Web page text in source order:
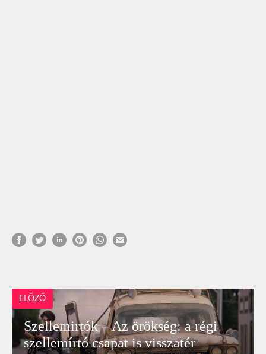
ELŐZŐ
Szellemirtók – Az örökség: a régi
szellemírtó csapat is visszatér